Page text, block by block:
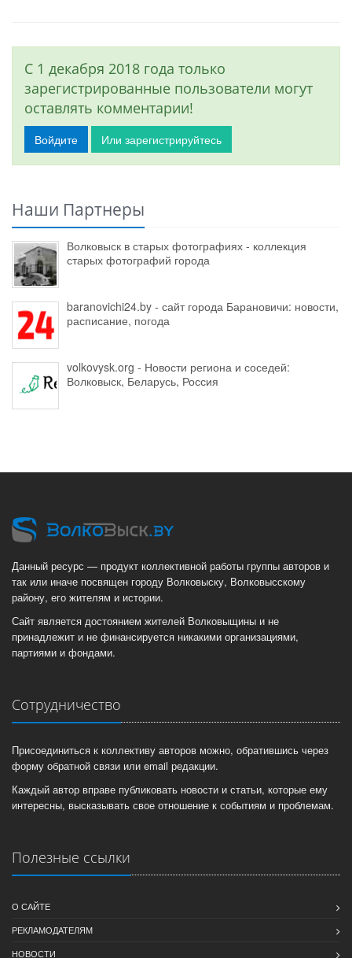
С 1 декабря 2018 года только
зарегистрированные пользователи могут
оставлять комментарии!
Войдите Или зарегистрируйтесь
Наши Партнеры
Волковыск в старых фотографиях - коллекция
старых фотографий города
baranovichi24.by - сайт города Барановичи: новости,
расписание, погода
volkovysk.org - Новости региона и соседей:
Волковыск, Беларусь, Россия
Данный ресурс — продукт коллективной работы группы авторов и
так или иначе посвящен городу Волковыску, Волковысскому
району, его жителям и истории.
Сайт является достоянием жителей Волковыщины и не
принадлежит и не финансируется никакими организациями,
партиями и фондами.
Сотрудничество
Присоединиться к коллективу авторов можно, обратившись через
форму обратной связи или email редакции.
Каждый автор вправе публиковать новости и статьи, которые ему
интересны, высказывать свое отношение к событиям и проблемам.
Полезные ссылки
О САЙТЕ
РЕКЛАМОДАТЕЛЯМ
НОВОСТИ